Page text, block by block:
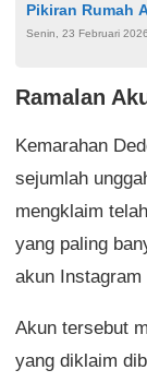
Pikiran Rumah
Harapan
Senin, 23 Februari 2026
Ramalan
Kemarahan
sejumlah
mengklaim
yang paling
akun
Akun tersebut
yang diklaim